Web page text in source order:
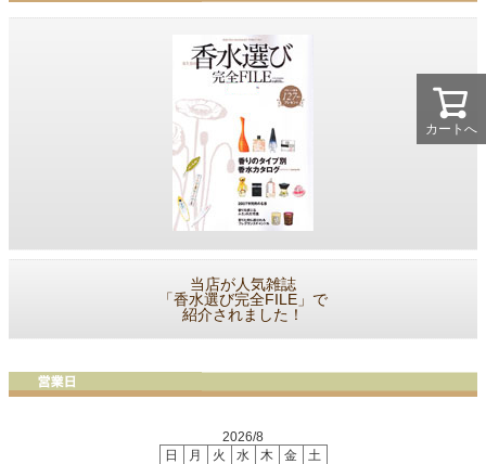
カートへ
当店が人気雑誌
「香水選び完全FILE」で
紹介されました！
2026/8
日
月 火 水 木 金
土